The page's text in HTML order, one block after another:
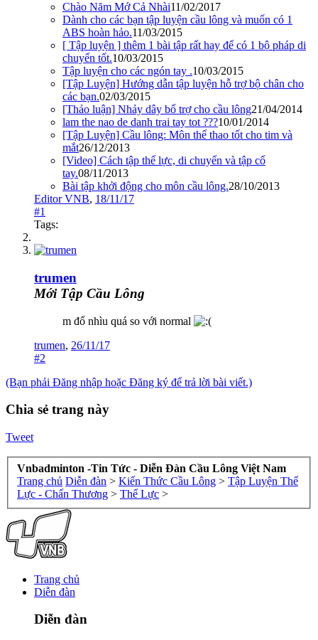
Chào Năm Mớ Cả Nhài11/02/2017
Dành cho các bạn tập luyện cầu lông và muốn có 1
ABS hoàn hảo.11/03/2015
[ Tập luyện ] thêm 1 bài tập rất hay để có 1 bộ pháp di
chuyển tốt.10/03/2015
Tập luyện cho các ngón tay .10/03/2015
[Tập Luyện] Hướng dẫn tập luyện hỗ trợ bộ chân cho
các bạn.02/03/2015
[Thảo luận] Nhảy dây bổ trợ cho cầu lông21/04/2014
lam the nao de danh trai tay tot ???10/01/2014
[Tập Luyện] Cầu lông: Môn thể thao tốt cho tim và
mắt26/12/2013
[Video] Cách tập thể lực, di chuyển và tập cổ
tay.08/11/2013
Bài tập khởi động cho môn cầu lông.28/10/2013
Editor VNB, 18/11/17
#1
Tags:
trumen
Mới Tập Cầu Lông
m đổ nhìu quá so với normal
trumen, 26/11/17
#2
(Bạn phải Đăng nhập hoặc Đăng ký để trả lời bài viết.)
Chia sẻ trang này
Tweet
Vnbadminton -Tin Tức - Diễn Đàn Cầu Lông Việt Nam
Trang chủ Diễn đàn > Kiến Thức Cầu Lông > Tập Luyện Thể
Lực - Chấn Thương > Thể Lực >
Trang chủ
Diễn đàn
Diễn đàn